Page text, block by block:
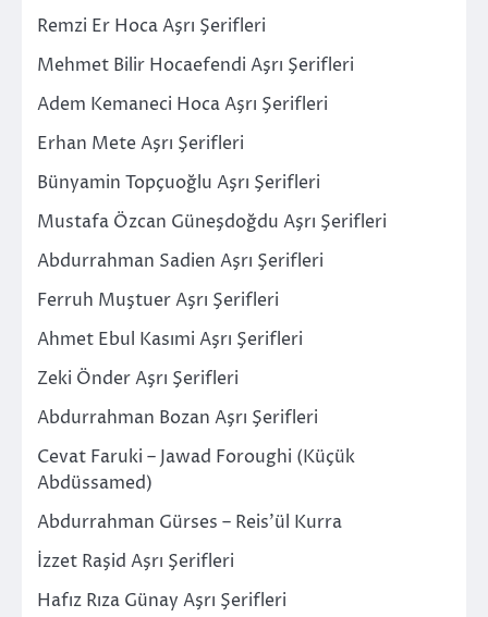
Remzi Er Hoca Aşrı Şerifleri
Mehmet Bilir Hocaefendi Aşrı Şerifleri
Adem Kemaneci Hoca Aşrı Şerifleri
Erhan Mete Aşrı Şerifleri
Bünyamin Topçuoğlu Aşrı Şerifleri
Mustafa Özcan Güneşdoğdu Aşrı Şerifleri
Abdurrahman Sadien Aşrı Şerifleri
Ferruh Muştuer Aşrı Şerifleri
Ahmet Ebul Kasımi Aşrı Şerifleri
Zeki Önder Aşrı Şerifleri
Abdurrahman Bozan Aşrı Şerifleri
Cevat Faruki – Jawad Foroughi (Küçük
Abdüssamed)
Abdurrahman Gürses – Reis’ül Kurra
İzzet Raşid Aşrı Şerifleri
Hafız Rıza Günay Aşrı Şerifleri